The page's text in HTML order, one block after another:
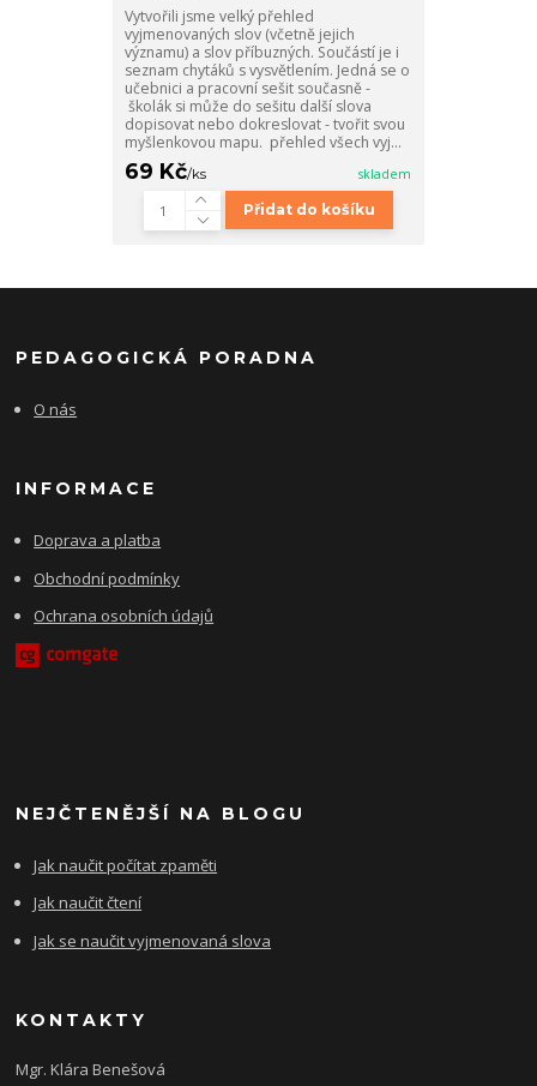
Vytvořili jsme velký přehled
vyjmenovaných slov (včetně jejich
významu) a slov příbuzných. Součástí je i
seznam chytáků s vysvětlením. Jedná se o
učebnici a pracovní sešit současně -
školák si může do sešitu další slova
dopisovat nebo dokreslovat - tvořit svou
myšlenkovou mapu. přehled všech vyj...
69 Kč/ks skladem
Přidat do košíku
PEDAGOGICKÁ PORADNA
O nás
INFORMACE
Doprava a platba
Obchodní podmínky
Ochrana osobních údajů
NEJČTENĚJŠÍ NA BLOGU
Jak naučit počítat zpaměti
Jak naučit čtení
Jak se naučit vyjmenovaná slova
KONTAKTY
Mgr. Klára Benešová